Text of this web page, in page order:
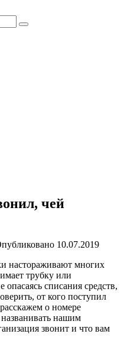
чей
10.07.2019
настораживают многих
трубку или
опасаясь списания средств,
от кого поступил
о номере
нашим
звонит и что вам